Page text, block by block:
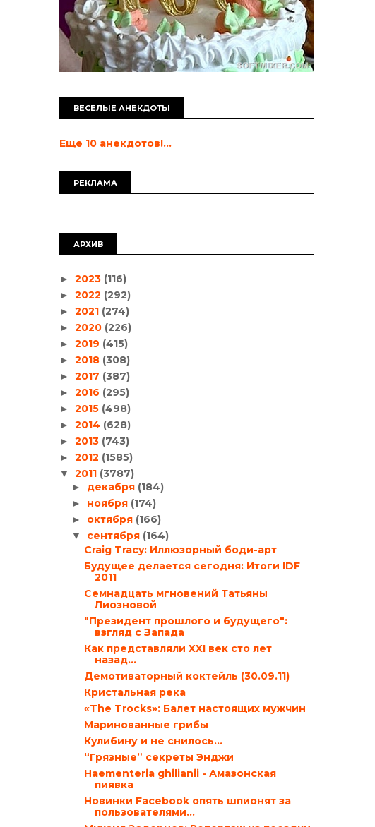
ВЕСЕЛЫЕ АНЕКДОТЫ
Еще 10 анекдотов!...
РЕКЛАМА
АРХИВ
► 2023 (116)
► 2022 (292)
► 2021 (274)
► 2020 (226)
► 2019 (415)
► 2018 (308)
► 2017 (387)
► 2016 (295)
► 2015 (498)
► 2014 (628)
► 2013 (743)
► 2012 (1585)
▼ 2011 (3787)
► декабря (184)
► ноября (174)
► октября (166)
▼ сентября (164)
Craig Tracy: Иллюзорный боди-арт
Будущее делается сегодня: Итоги IDF
2011
Семнадцать мгновений Татьяны
Лиозновой
"Президент прошлого и будущего":
взгляд с Запада
Как представляли XXI век сто лет
назад…
Демотиваторный коктейль (30.09.11)
Кристальная река
«The Trocks»: Балет настоящих мужчин
Маринованные грибы
Кулибину и не снилось…
“Грязные” секреты Энджи
Haementeria ghilianii - Амазонская
пиявка
Новинки Facebook опять шпионят за
пользователями…